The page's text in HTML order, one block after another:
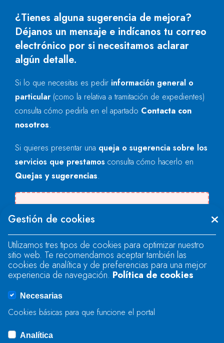
¿Tienes alguna sugerencia de mejora?
Déjanos un mensaje e indícanos tu correo
electrónico por si necesitamos aclarar
algún detalle.
Si lo que necesitas es pedir información general o
particular (como la relativa a tramitación de expedientes)
consulta cómo pedirla en el apartado Contacta con
nosotros.
Si quieres presentar una queja o sugerencia sobre los
servicios que prestamos consulta cómo hacerlo en
Quejas y sugerencias.
"text".
Se produjo un error al cargar el campo
"text".
Se produjo un error al cargar el campo
Gestión de cookies
Utilizamos tres tipos de cookies para optimizar nuestro
sitio web. Te recomendamos aceptar también las
cookies de analítica y de preferencias para una mejor
experiencia de navegación. Política de cookies
Necesarias
Cookies básicas para que funcione el portal
Analítica